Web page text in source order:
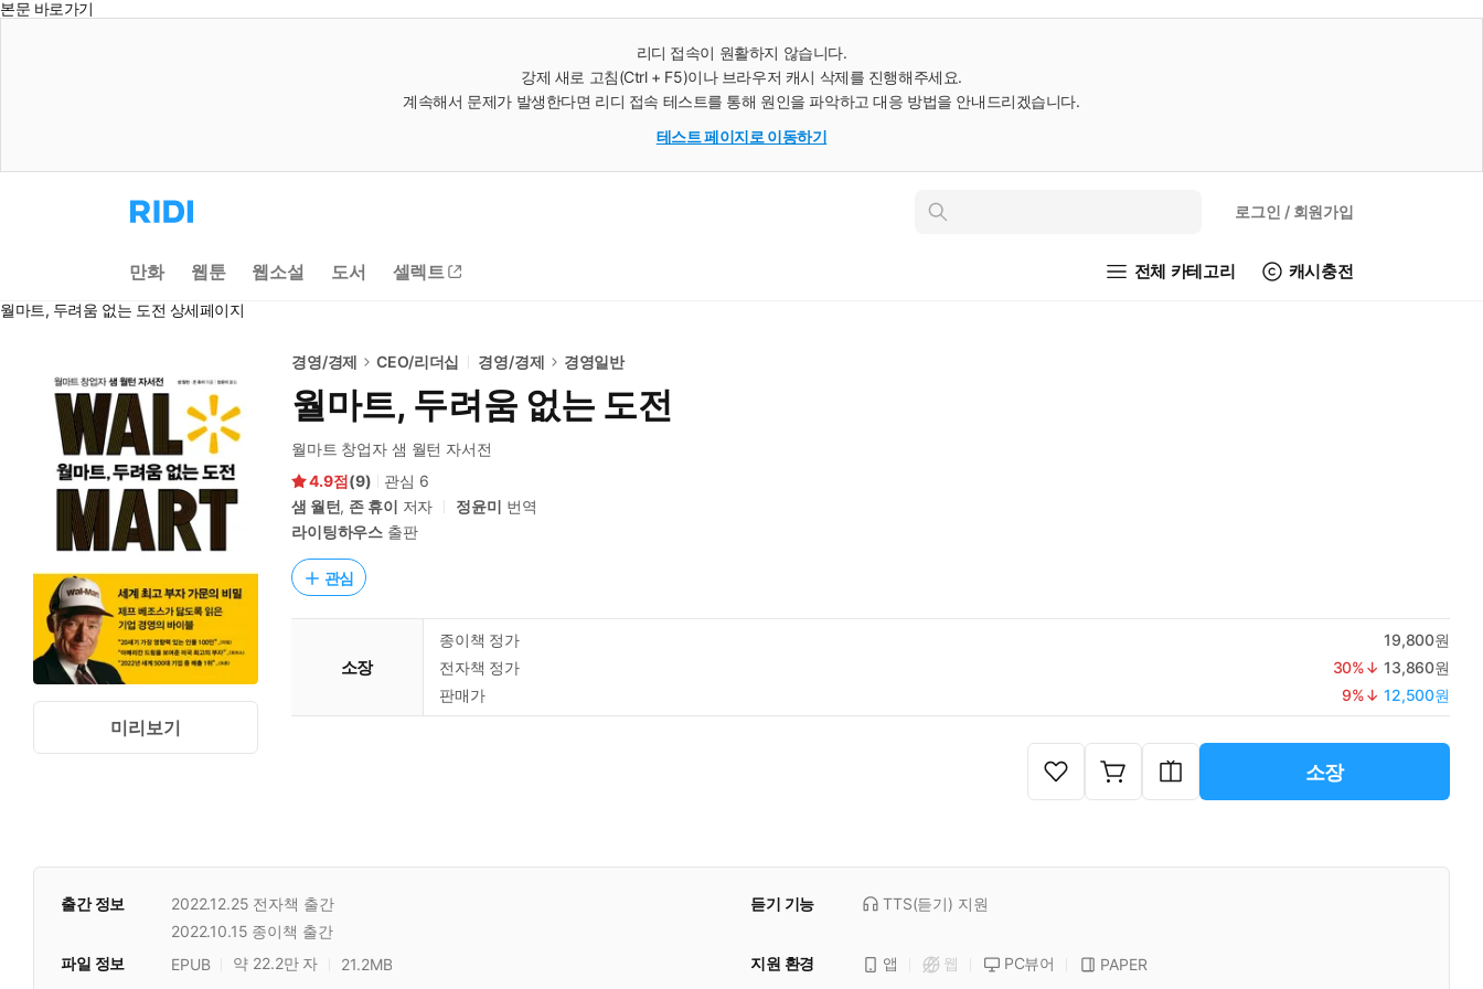
본문 바로가기
리디 접속이 원활하지 않습니다.
강제 새로 고침(Ctrl + F5)이나 브라우저 캐시 삭제를 진행해주세요.
계속해서 문제가 발생한다면 리디 접속 테스트를 통해 원인을 파악하고 대응 방법을 안내드리겠습니다.
테스트 페이지로 이동하기
리
디
으
로
동
인
로그인 / 회원가입
만화 웹툰 웹소설 도서 셀렉트 전체 카테고리 캐시충전
월마트, 두려움 없는 도전 상세페이지
미리보기
경영/경제 CEO/리더십 경영/경제 경영일반
월마트, 두려움 없는 도전
월마트 창업자 샘 월턴 자서전
4.9
(9) 관심 6
샘 월턴, 존 휴이 저자 정윤미 번역
라이팅하우스 출판
관심
소장
종이책 정가
19,800원
전자책 정가
30%↓ 13,860원
판매가
9%↓ 12,500원
소장
출간 정보 2022.12.25 전자책 출간
2022.10.15 종이책 출간
듣기 기능 TTS(듣기) 지원
파일 정보 EPUB 약 22.2만 자 21.2MB 지원 환경 앱 웹 PC뷰어
PAPER